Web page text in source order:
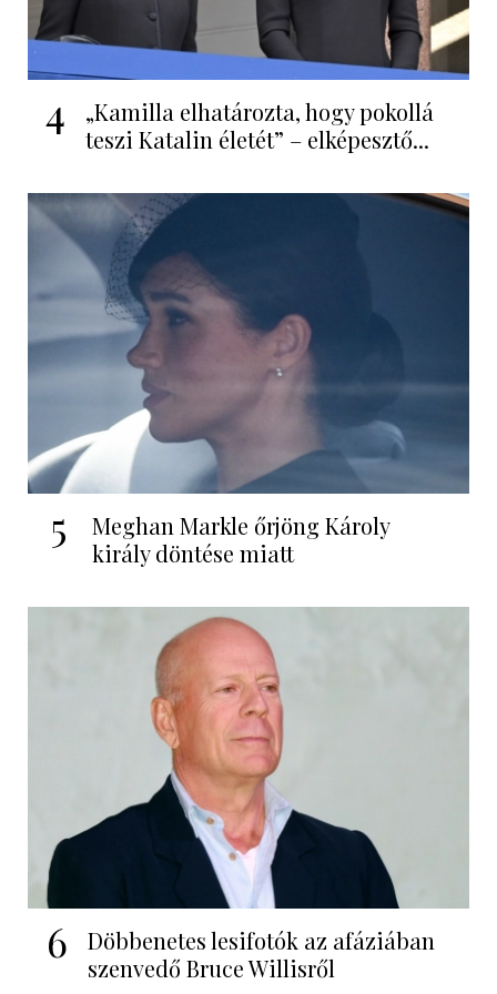
4
„Kamilla elhatározta, hogy pokollá
teszi Katalin életét” – elképesztő...
5
Meghan Markle őrjöng Károly
király döntése miatt
6
Döbbenetes lesifotók az afáziában
szenvedő Bruce Willisről